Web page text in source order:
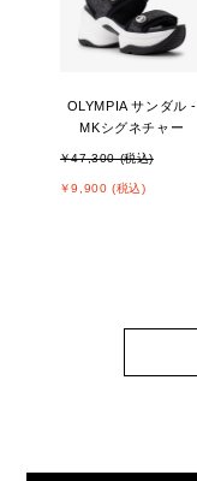
OLYMPIA サンダル -
MKシグネチャー
￥47,300 (税込)
￥9,900 (税込)